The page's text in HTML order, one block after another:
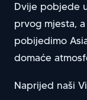
Dvije pobjede
prvog mjesta,
pobijedimo
domaće
Naprijed naši